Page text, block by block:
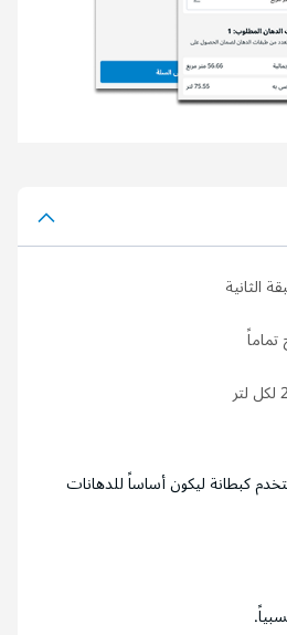
كبطانة ليكون أساساً للدهانات